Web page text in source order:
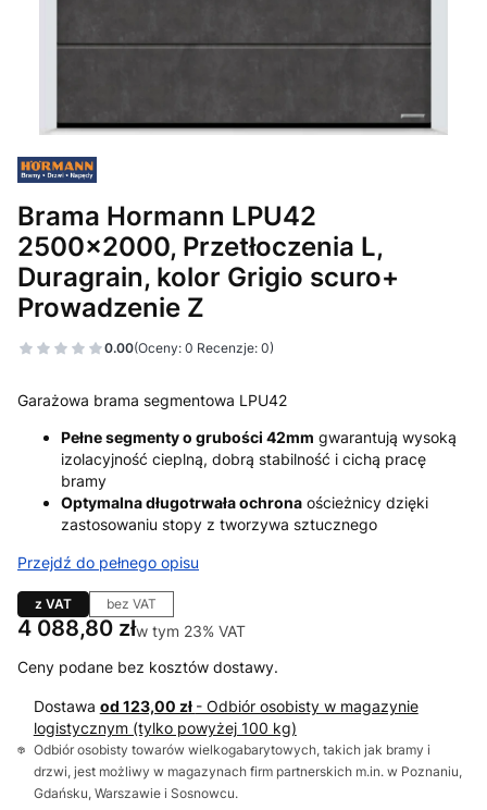
Brama Hormann LPU42
2500x2000, Przetłoczenia L,
Duragrain, kolor Grigio scuro+
Prowadzenie Z
0.00(Oceny: 0 Recenzje: 0)
Garażowa brama segmentowa LPU42
Pełne segmenty o grubości 42mm gwarantują wysoką
izolacyjność cieplną, dobrą stabilność i cichą pracę
bramy
Optymalna długotrwała ochrona ościeżnicy dzięki
zastosowaniu stopy z tworzywa sztucznego
Przejdź do pełnego opisu
z VAT bez VAT
Cena
4 088,80 złw tym 23% VAT
w tym 23% VAT
Ceny podane bez kosztów dostawy.
Dostawa od 123,00 zł - Odbiór osobisty w magazynie
logistycznym (tylko powyżej 100 kg)
Odbiór osobisty towarów wielkogabarytowych, takich jak bramy i
drzwi, jest możliwy w magazynach firm partnerskich m.in. w Poznaniu,
Gdańsku, Warszawie i Sosnowcu.